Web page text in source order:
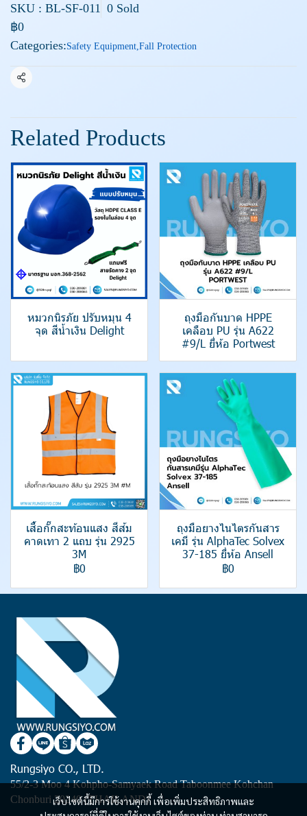
SKU : BL-SF-011 0 Sold
฿0
Categories:Safety Equipment,Fall Protection
Share
Related Products
หมวกนิรภัย ปรับหมุน 4
จุด สีน้ำเงิน Delight
ถุงมือกันบาด HPPE
เคลือบ PU รุ่น A622
#9/L ยี่ห้อ Portwest
เสื้อกั๊กสะท้อนแสง สีส้ม
คาดเทา 2 แถบ รุ่น 2925
3M
฿0
ถุงมือยางไนไตรกันสาร
เคมี รุ่น AlphaTec Solvex
37-185 ยี่ห้อ Ansell
฿0
เว็บไซต์นี้มีการใช้งานคุกกี้ เพื่อเพิ่มประสิทธิภาพและ
Rungsiyo CO., LTD.
55/2-3 Moo 4 Kohpho-Samyaek Road Taboonmee Kohchan
Chonburi 20240 (THAILAND)